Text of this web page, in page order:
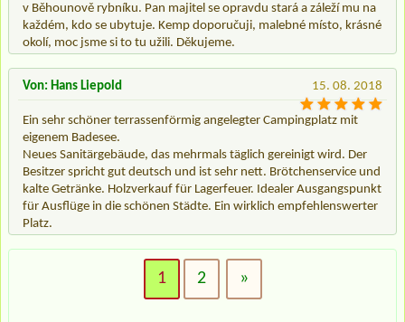
v Běhounově rybníku. Pan majitel se opravdu stará a záleží mu na
každém, kdo se ubytuje. Kemp doporučuji, malebné místo, krásné
okolí, moc jsme si to tu užili. Děkujeme.
15. 08. 2018
Von: Hans Liepold
Ein sehr schöner terrassenförmig angelegter Campingplatz mit
eigenem Badesee.
Neues Sanitärgebäude, das mehrmals täglich gereinigt wird. Der
Besitzer spricht gut deutsch und ist sehr nett. Brötchenservice und
kalte Getränke. Holzverkauf für Lagerfeuer. Idealer Ausgangspunkt
für Ausflüge in die schönen Städte. Ein wirklich empfehlenswerter
Platz.
1 2 »